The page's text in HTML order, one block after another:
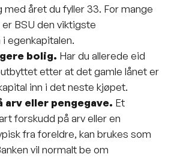
med året du fyller 33. For mange
BSU den viktigste
egenkapitalen.
bolig. Har du allerede eid
etter at det gamle lånet er
inn i det neste kjøpet.
arv eller pengegave. Et
forskudd på arv eller en
fra foreldre, kan brukes som
vil normalt be om